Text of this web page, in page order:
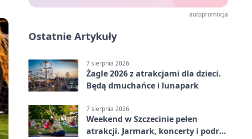
autopromocja
Ostatnie Artykuły
7 sierpnia 2026
Żagle 2026 z atrakcjami dla dzieci.
Będą dmuchańce i lunapark
7 sierpnia 2026
Weekend w Szczecinie pełen
atrakcji. Jarmark, koncerty i podróż